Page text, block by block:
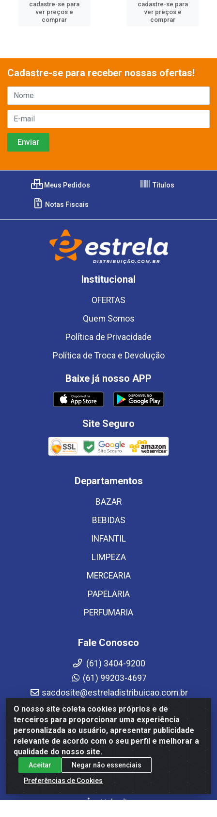
cadastre-se para
ver preços e
comprar
cadastre-se para
ver preços e
comprar
O nosso site coleta cookies próprios e de
terceiros para proporcionar uma experiência
personalizada ao usuário, apresentar publicidade
relevante de acordo com o seu perfil e melhorar a
qualidade do nosso site.
Aceitar
Negar não essenciais
Preferências de Cookies
Cadastre-se para receber nossas ofertas!
Meus Pedidos Títulos
Notas Fiscais
Institucional
OFERTAS
Quem Somos
Política de Privacidade
Política de Troca e Devolução
Baixe já nosso APP
Site Seguro
Departamentos
BAZAR
BEBIDAS
INFANTIL
LIMPEZA
MERCEARIA
PAPELARIA
PERFUMARIA
Fale Conosco
(61) 3404-9200
(61) 99203-4697
sacdosite@estreladistribuicao.com.br
Atendimento de segunda a sexta-feira das 08h às
12h e das 13h30 às 17h30
Redes Sociais
Instagram
Facebook
Linkedin